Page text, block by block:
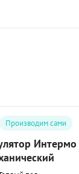
Производим сами
Интермо